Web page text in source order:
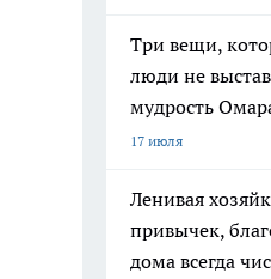
Три вещи,
люди не
мудрость
17 июля
Ленивая
привычек,
дома всегда